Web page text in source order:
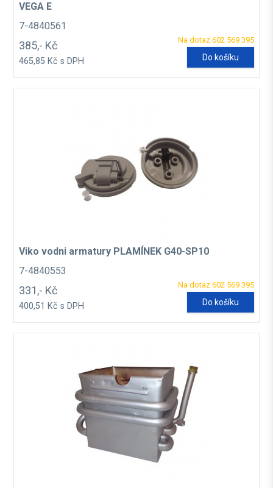
VEGA E
7-4840561
Na dotaz 602 569 395
385,- Kč
465,85 Kč s DPH Do košíku
Viko vodni armatury PLAMÍNEK G40-SP10
7-4840553
Na dotaz 602 569 395
331,- Kč
400,51 Kč s DPH Do košíku